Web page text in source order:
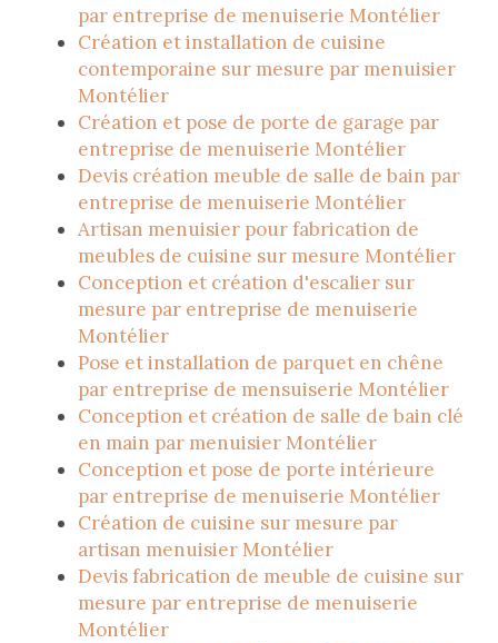
par entreprise de menuiserie Montélier
Création et installation de cuisine
contemporaine sur mesure par menuisier
Montélier
Création et pose de porte de garage par
entreprise de menuiserie Montélier
Devis création meuble de salle de bain par
entreprise de menuiserie Montélier
Artisan menuisier pour fabrication de
meubles de cuisine sur mesure Montélier
Conception et création d'escalier sur
mesure par entreprise de menuiserie
Montélier
Pose et installation de parquet en chêne
par entreprise de mensuiserie Montélier
Conception et création de salle de bain clé
en main par menuisier Montélier
Conception et pose de porte intérieure
par entreprise de menuiserie Montélier
Création de cuisine sur mesure par
artisan menuisier Montélier
Devis fabrication de meuble de cuisine sur
mesure par entreprise de menuiserie
Montélier